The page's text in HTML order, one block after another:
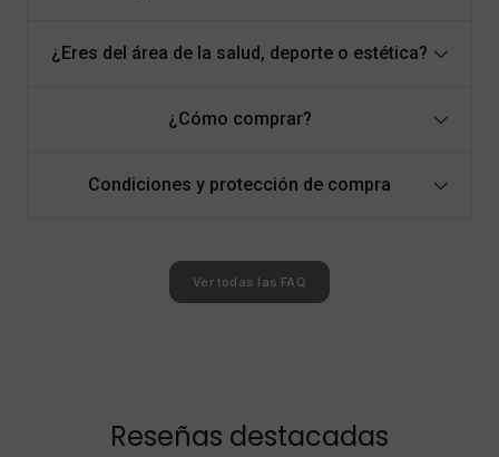
¿Eres del área de la salud, deporte o estética?
¿Cómo comprar?
Condiciones y protección de compra
Ver todas las FAQ
Reseñas destacadas